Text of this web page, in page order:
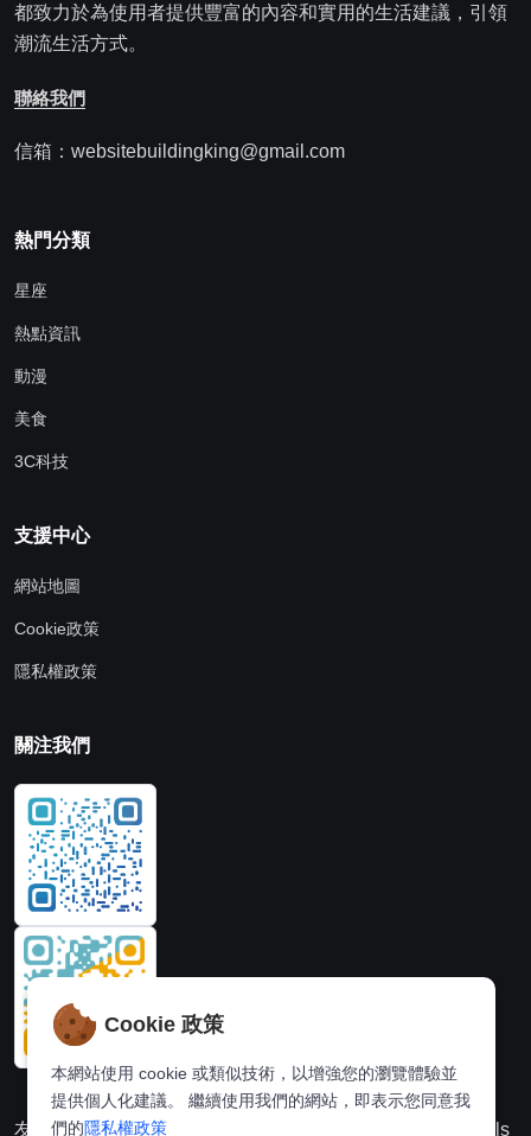
都致力於為使用者提供豐富的內容和實用的生活建議，引領
潮流生活方式。
聯絡我們
信箱：websitebuildingking@gmail.com
熱門分類
星座
熱點資訊
動漫
美食
3C科技
支援中心
網站地圖
Cookie政策
隱私權政策
關注我們
友情連結：動漫派 Hi,online tools
Cookie 政策
本網站使用 cookie 或類似技術，以增強您的瀏覽體驗並
提供個人化建議。 繼續使用我們的網站，即表示您同意我
們的隱私權政策